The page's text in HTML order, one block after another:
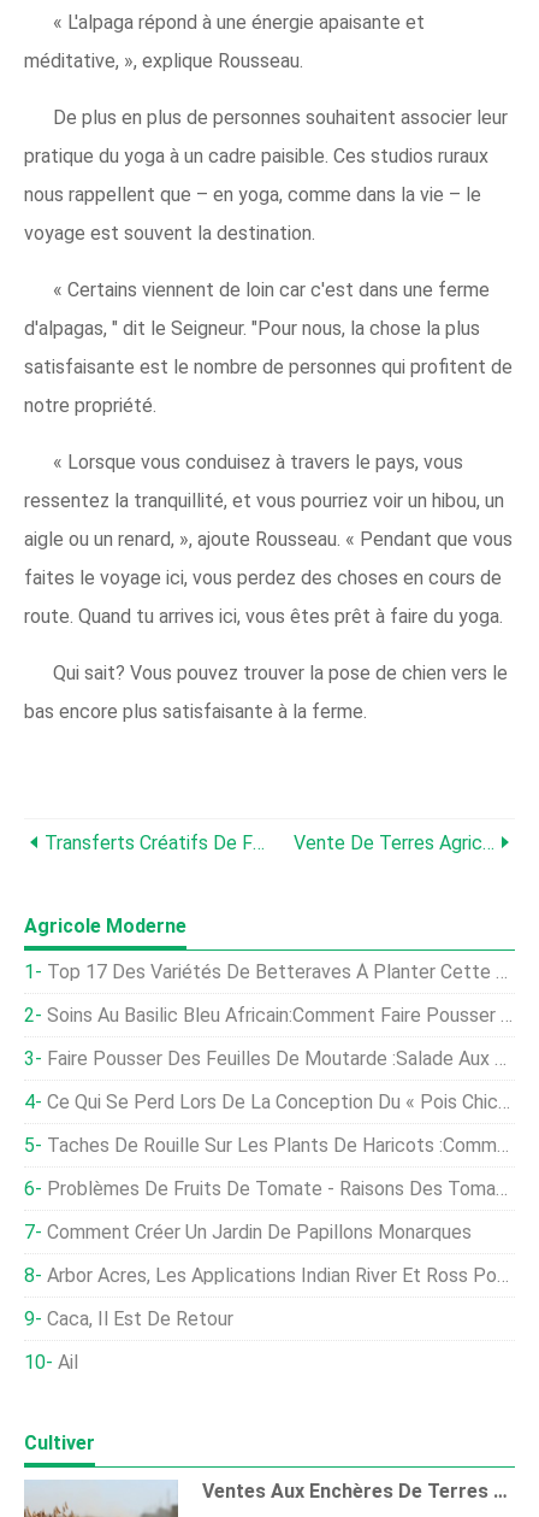
« L'alpaga répond à une énergie apaisante et
méditative, », explique Rousseau.
De plus en plus de personnes souhaitent associer leur
pratique du yoga à un cadre paisible. Ces studios ruraux
nous rappellent que – en yoga, comme dans la vie – le
voyage est souvent la destination.
« Certains viennent de loin car c'est dans une ferme
d'alpagas, " dit le Seigneur. "Pour nous, la chose la plus
satisfaisante est le nombre de personnes qui profitent de
notre propriété.
« Lorsque vous conduisez à travers le pays, vous
ressentez la tranquillité, et vous pourriez voir un hibou, un
aigle ou un renard, », ajoute Rousseau. « Pendant que vous
faites le voyage ici, vous perdez des choses en cours de
route. Quand tu arrives ici, vous êtes prêt à faire du yoga.
Qui sait? Vous pouvez trouver la pose de chien vers le
bas encore plus satisfaisante à la ferme.
Transferts Créatifs De Ferme Et De Ranch Vente De Terres Agricoles :les Terres Du Sud-Est De L'Iowa Rapportent 8 $, 000 Par Acre
Agricole Moderne
Top 17 Des Variétés De Betteraves À Planter Cette Saison
Soins Au Basilic Bleu Africain:Comment Faire Pousser Des Plantes De Basilic Africain
Faire Pousser Des Feuilles De Moutarde :salade Aux Épices
Ce Qui Se Perd Lors De La Conception Du « Pois Chiche Ultime »
Taches De Rouille Sur Les Plants De Haricots :comment Traiter Les Champignons De La Rouille Sur Les Haricots
Problèmes De Fruits De Tomate - Raisons Des Tomates De Forme Étrange
Comment Créer Un Jardin De Papillons Monarques
Arbor Acres, Les Applications Indian River Et Ross Pour Les Clients Du Monde Entier Sont Désormais Disponibles
Caca, Il Est De Retour
Ail
Cultiver
Ventes Aux Enchères De Terres Agricoles :comté De Bureau, Illinois, Moyenne De Vente 9 $, 957 Par Acre